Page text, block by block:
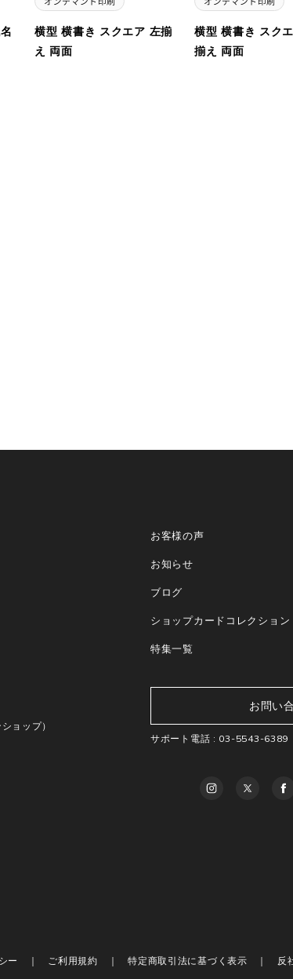
横型 横書き スクエア 左揃
え 両面
横型 横書き スク
揃え 両面
ョップ）
お客様の声
お知らせ
ブログ
ショップカードコレクション
特集一覧
お問い
サポート電話 : 03-5543-6389
ー ご利用規約 特定商取引法に基づく表示 反